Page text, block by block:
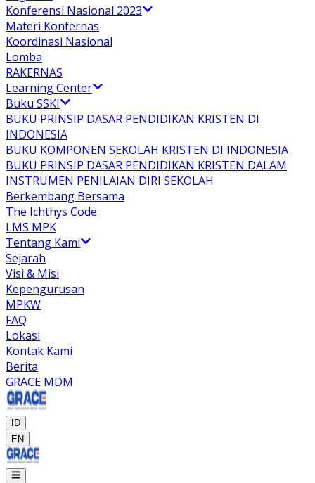
Konferensi Nasional 2023
Materi Konfernas
Koordinasi Nasional
Lomba
RAKERNAS
Learning Center
Buku SSKI
BUKU PRINSIP DASAR PENDIDIKAN KRISTEN DI
INDONESIA
BUKU KOMPONEN SEKOLAH KRISTEN DI INDONESIA
BUKU PRINSIP DASAR PENDIDIKAN KRISTEN DALAM
INSTRUMEN PENILAIAN DIRI SEKOLAH
Berkembang Bersama
The Ichthys Code
LMS MPK
Tentang Kami
Sejarah
Visi & Misi
Kepengurusan
MPKW
FAQ
Lokasi
Kontak Kami
Berita
GRACE MDM
ID
EN